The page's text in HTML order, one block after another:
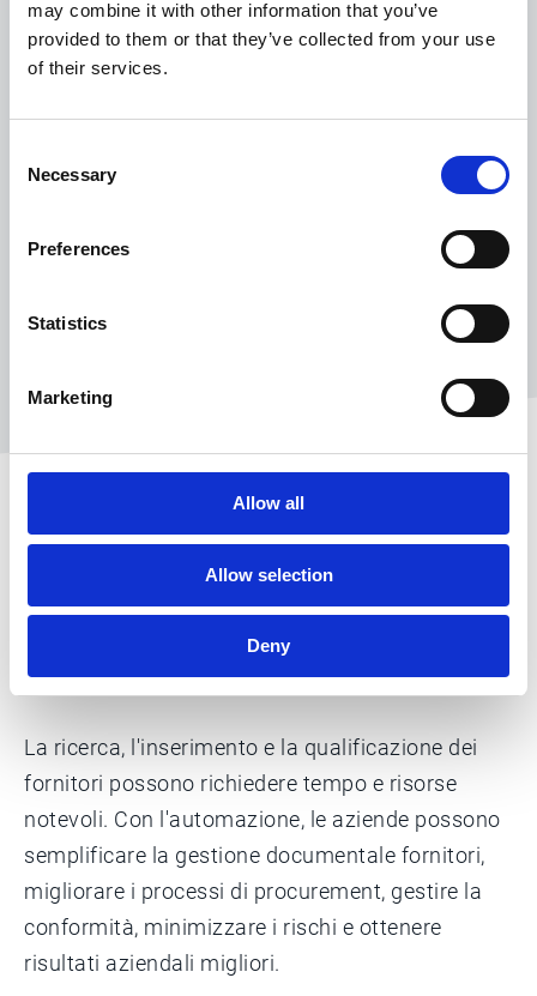
may combine it with other information that you’ve
provided to them or that they’ve collected from your use
of their services.
Selection
Necessary
Preferences
Statistics
Marketing
Allow all
Allow selection
Deny
Una visione a 360 gradi
delle informazioni sui
La ricerca, l'inserimento e la qualificazione dei
fornitori possono richiedere tempo e risorse
notevoli. Con l'automazione, le aziende possono
semplificare la gestione documentale fornitori,
migliorare i processi di procurement, gestire la
conformità, minimizzare i rischi e ottenere
risultati aziendali migliori.